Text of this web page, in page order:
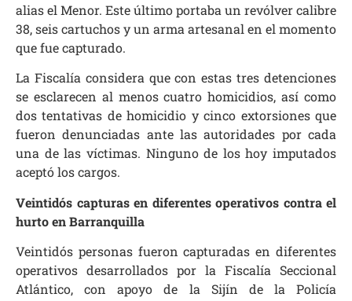
alias el Menor. Este último portaba un revólver calibre
38, seis cartuchos y un arma artesanal en el momento
que fue capturado.
La Fiscalía considera que con estas tres detenciones
se esclarecen al menos cuatro homicidios, así como
dos tentativas de homicidio y cinco extorsiones que
fueron denunciadas ante las autoridades por cada
una de las víctimas. Ninguno de los hoy imputados
aceptó los cargos.
Veintidós capturas en diferentes operativos contra el
hurto en Barranquilla
Veintidós personas fueron capturadas en diferentes
operativos desarrollados por la Fiscalía Seccional
Atlántico, con apoyo de la Sijín de la Policía